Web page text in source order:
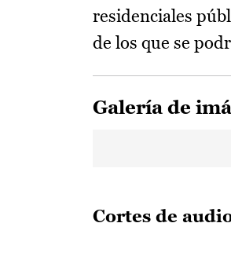
residenciales
de los que se
Galería de
Cortes de